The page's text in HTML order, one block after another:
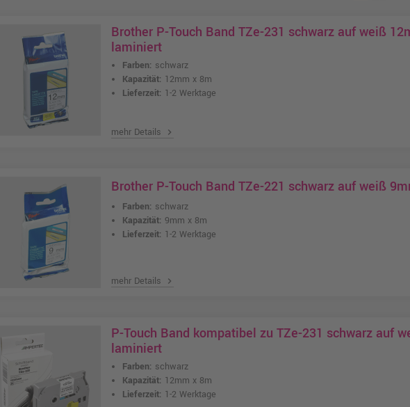
Brother P-Touch Band TZe-231 schwarz auf weiß
laminiert
Farben: schwarz
Kapazität: 12mm x 8m
Lieferzeit: 1-2 Werktage
mehr Details chevron_right
Brother P-Touch Band TZe-221 schwarz auf weiß
Farben: schwarz
Kapazität: 9mm x 8m
Lieferzeit: 1-2 Werktage
mehr Details chevron_right
P-Touch Band kompatibel zu TZe-231 schwarz auf
laminiert
Farben: schwarz
Kapazität: 12mm x 8m
Lieferzeit: 1-2 Werktage